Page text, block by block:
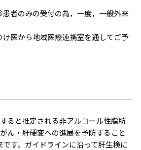
患者のみの受付の為，一度，一般外来
け医から地域医療連携室を通してご予
ると推定される非アルコール性脂肪
ん・肝硬変への進展を予防すること
す。ガイドラインに沿って肝生検に